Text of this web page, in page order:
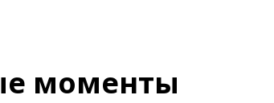
моменты